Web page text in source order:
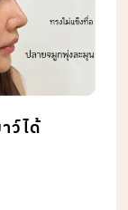
ว์ได้